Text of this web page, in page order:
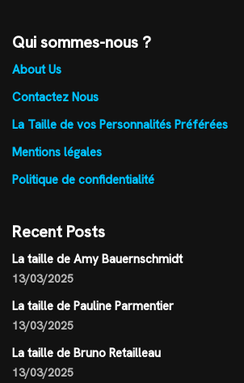
Qui sommes-nous ?
About Us
Contactez Nous
La Taille de vos Personnalités Préférées
Mentions légales
Politique de confidentialité
Recent Posts
La taille de Amy Bauernschmidt
13/03/2025
La taille de Pauline Parmentier
13/03/2025
La taille de Bruno Retailleau
13/03/2025